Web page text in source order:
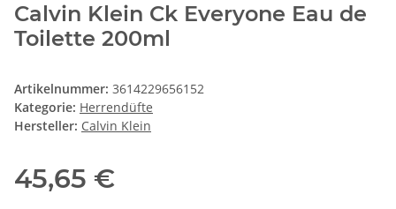
Calvin Klein Ck Everyone Eau de
Toilette 200ml
Artikelnummer: 3614229656152
Kategorie: Herrendüfte
Hersteller: Calvin Klein
45,65 €